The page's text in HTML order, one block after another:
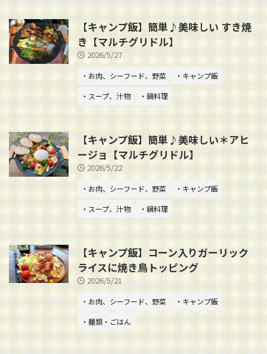
【キャンプ飯】簡単♪美味しい すき焼
き【マルチグリドル】
2026/5/27
・お肉、シーフード、野菜
・キャンプ飯
・スープ、汁物
・鍋料理
【キャンプ飯】簡単♪美味しい＊アヒ
ージョ【マルチグリドル】
2026/5/22
・お肉、シーフード、野菜
・キャンプ飯
・スープ、汁物
・鍋料理
【キャンプ飯】コーン入りガーリック
ライスに焼き鳥トッピング
2026/5/21
・お肉、シーフード、野菜
・キャンプ飯
・麺類・ごはん